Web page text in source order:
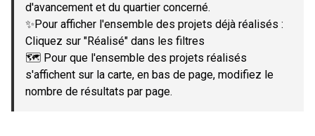
d'avancement et du quartier concerné.
✨Pour afficher l'ensemble des projets déjà réalisés :
Cliquez sur "Réalisé" dans les filtres
🗺️ Pour que l'ensemble des projets réalisés
s'affichent sur la carte, en bas de page, modifiez le
nombre de résultats par page.